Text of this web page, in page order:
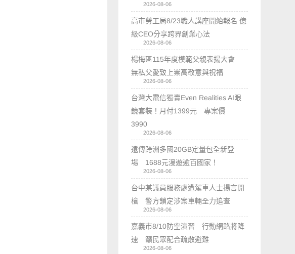
2026-08-06
高市勞工局8/23職人講座開始報名 億
級CEO分享跨界創業心法
2026-08-06
楊梅區115年度模範父親表揚大會
無私父愛致上崇高敬意與祝福
2026-08-06
台灣大電信獨賣Even Realities AI眼
鏡套裝！月付1399元 專案價
3990
2026-08-06
遠傳跨洲多國20GB定量包全新登
場 1688元漫遊逾百國家！
2026-08-06
台中某議員服務處遭駕車人士揚言開
槍 警方鎖定涉案車輛全力追查
2026-08-06
嘉義市8/10防空演習 行動網路將降
速 籲民眾配合疏散避難
2026-08-06